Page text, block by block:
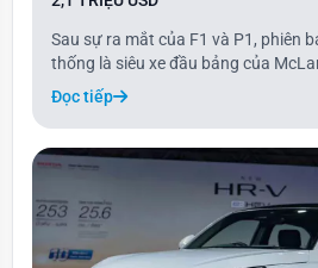
Sau sự ra mắt của F1 và P1, phiên
thống là siêu xe đầu bảng của
động cơ V8 4 lít tăng áp kép, sản
tua 9.200 vòng/phút. Tương tự như
hệ thống hybrid với mô-tơ điện
Đọc tiếp